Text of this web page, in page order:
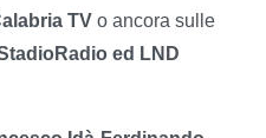
TV o ancora sulle
ed LND